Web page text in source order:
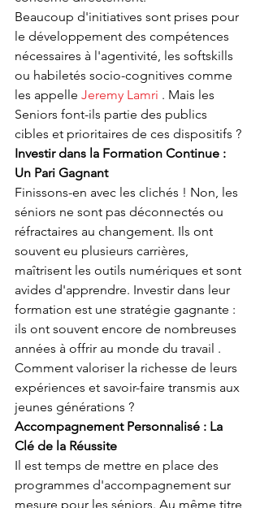
Beaucoup d'initiatives sont prises pour
le développement des compétences
nécessaires à l'agentivité, les softskills
ou habiletés socio-cognitives comme
les appelle Jeremy Lamri . Mais les
Seniors font-ils partie des publics
cibles et prioritaires de ces dispositifs ?
Investir dans la Formation Continue :
Un Pari Gagnant
Finissons-en avec les clichés ! Non, les
séniors ne sont pas déconnectés ou
réfractaires au changement. Ils ont
souvent eu plusieurs carrières,
maîtrisent les outils numériques et sont
avides d'apprendre. Investir dans leur
formation est une stratégie gagnante :
ils ont souvent encore de nombreuses
années à offrir au monde du travail .
Comment valoriser la richesse de leurs
expériences et savoir-faire transmis aux
jeunes générations ?
Accompagnement Personnalisé : La
Clé de la Réussite
Il est temps de mettre en place des
programmes d'accompagnement sur
mesure pour les séniors. Au même titre